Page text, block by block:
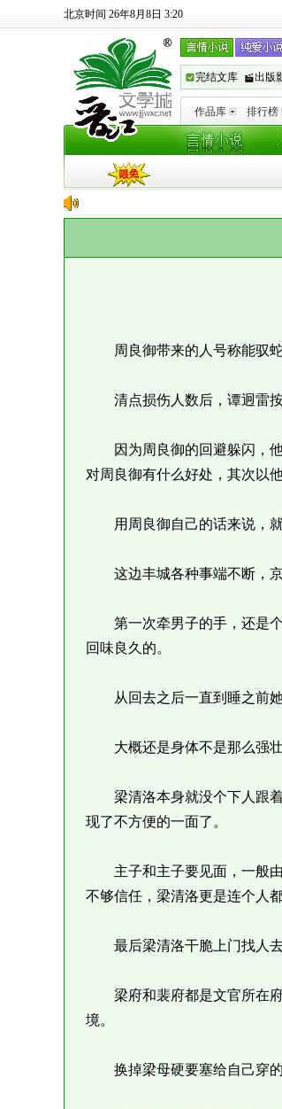
北京时间 26年8月8日 3:20
完结文库 出版
作品库 排行榜
周良御带来的人号称能驭蛇
清点损伤人数后，谭迥雷按
因为周良御的回避躲闪，他
对周良御有什么好处，其次以
用周良御自己的话来说，就
这边丰城各种事端不断，京
第一次牵男子的手，还是个
回味良久的。
从回去之后一直到睡之前她
大概还是身体不是那么强壮
梁清洛本身就没个下人跟着
现了不方便的一面了。
主子和主子要见面，一般由
不够信任，梁清洛更是连个人都
最后梁清洛干脆上门找人去
梁府和裴府都是文官所在府
境。
换掉梁母硬要塞给自己穿的